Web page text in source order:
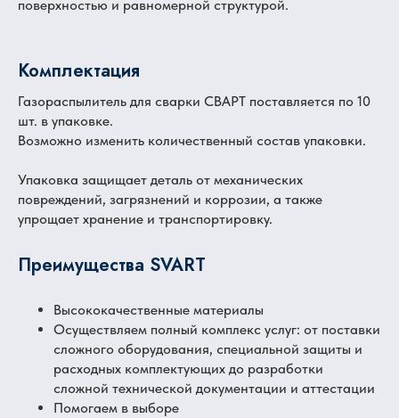
поверхностью и равномерной структурой.
Комплектация
Газораспылитель для сварки СВАРТ поставляется по 10
шт. в упаковке.
Возможно изменить количественный состав упаковки.
Упаковка защищает деталь от механических
повреждений, загрязнений и коррозии, а также
упрощает хранение и транспортировку.
Преимущества SVART
Высококачественные материалы
Осуществляем полный комплекс услуг: от поставки
сложного оборудования, специальной защиты и
расходных комплектующих до разработки
сложной технической документации и аттестации
Помогаем в выборе